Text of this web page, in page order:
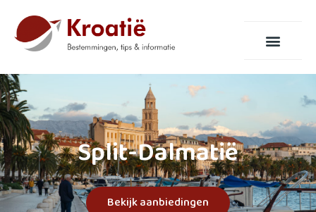
Split-Dalmatië
Bekijk aanbiedingen